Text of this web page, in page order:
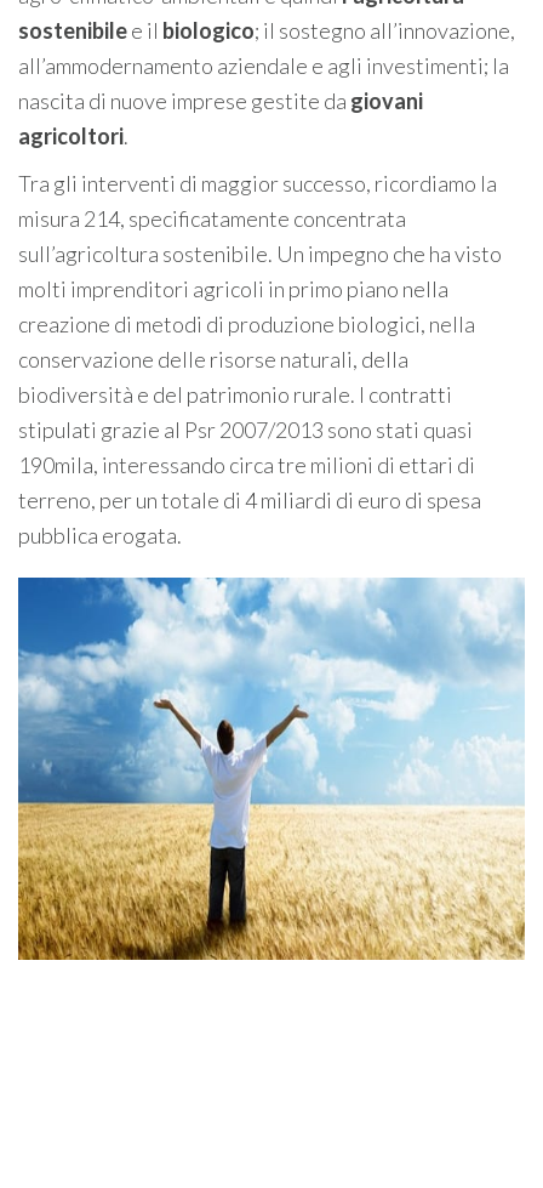
sostenibilee il biologico; il sostegno all’innovazione,
all’ammodernamento aziendale e agli investimenti; la
nascita di nuove imprese gestite da giovani
agricoltori.
Tra gli interventi di maggior successo, ricordiamo la
misura 214, specificatamente concentrata
sull’agricoltura sostenibile. Un impegno che ha visto
molti imprenditori agricoli in primo piano nella
creazione di metodi di produzione biologici, nella
conservazione delle risorse naturali, della
biodiversità e del patrimonio rurale. I contratti
stipulati grazie al Psr 2007/2013 sono stati quasi
190mila, interessando circa tre milioni di ettari di
terreno, per un totale di 4 miliardi di euro di spesa
pubblica erogata.